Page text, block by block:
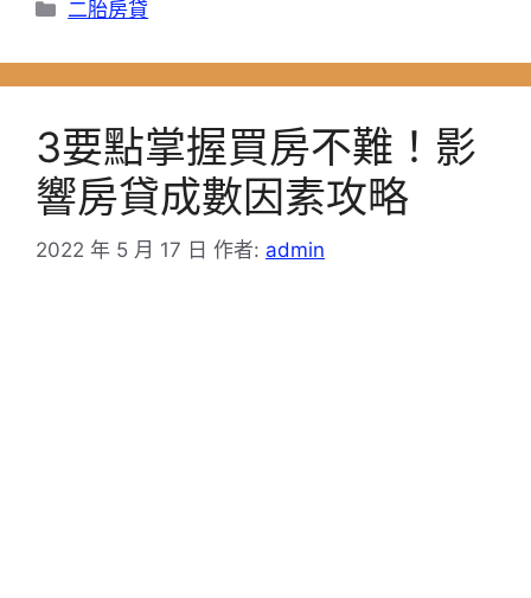
分
二胎房貸
3要點掌握買房不難！影
響房貸成數因素攻略
2022 年 5 月 17 日 作者: admin